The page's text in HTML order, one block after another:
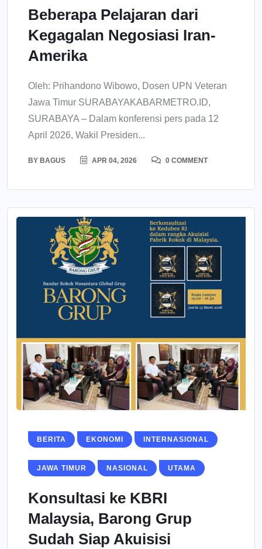
Beberapa Pelajaran dari
Kegagalan Negosiasi Iran-
Amerika
Oleh: Prihandono Wibowo, Dosen UPN Veteran
Jawa Timur SURABAYAKABARMETRO.ID,
SURABAYA – Dalam konferensi pers pada 12
April 2026, Wakil Presiden...
BY BAGUS APR 04, 2026 0 COMMENT
BERITA EKONOMI INTERNASIONAL
JAWA TIMUR NASIONAL UTAMA
Konsultasi ke KBRI
Malaysia, Barong Grup
Sudah Siap Akuisisi